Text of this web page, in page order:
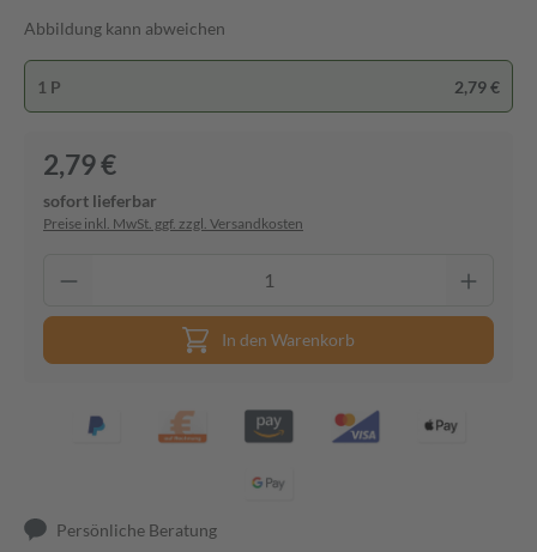
Abbildung kann abweichen
1 P 2,79 €
2,79 €
sofort lieferbar
Preise inkl. MwSt. ggf. zzgl. Versandkosten
In den Warenkorb
Persönliche Beratung